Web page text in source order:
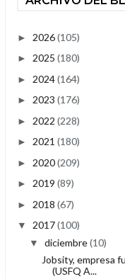
► 2026(105)
► 2025 (180)
► 2024(164)
► 2023 (176)
► 2022 (228)
► 2021 (180)
► 2020(209)
► 2019 (89)
► 2018 (67)
▼ 2017(100)
▼ diciembre(10)
Jobsity, empresa
(USFQ A...